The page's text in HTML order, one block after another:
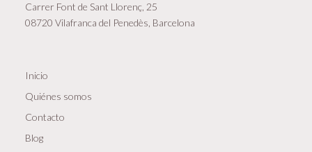
Carrer Font de Sant Llorenç, 25
08720 Vilafranca del Penedès, Barcelona
Inicio
Quiénes somos
Contacto
Blog